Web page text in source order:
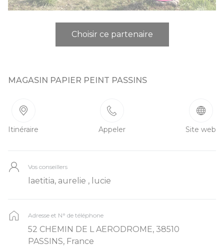
Choisir ce partenaire
MAGASIN PAPIER PEINT PASSINS
Itinéraire Appeler Site web
Vos conseillers
laetitia, aurelie , lucie
Adresse et N° de téléphone
52 CHEMIN DE L AERODROME, 38510
PASSINS, France